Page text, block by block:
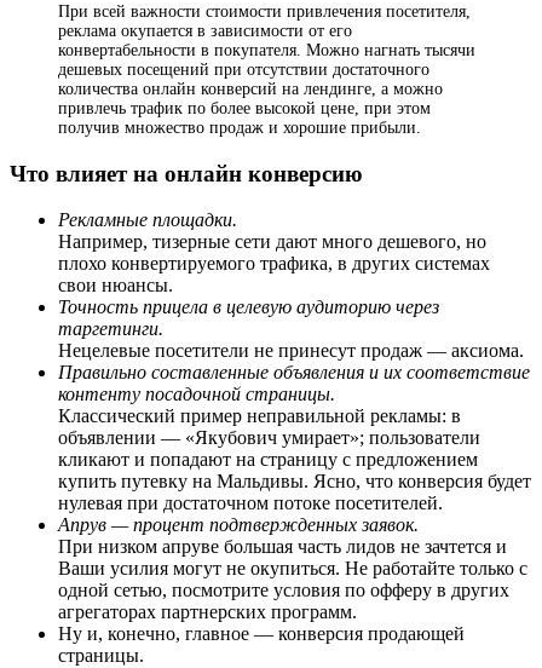
При всей важности стоимости привлечения посетителя,
реклама окупается в зависимости от его
конвертабельности в покупателя. Можно нагнать тысячи
дешевых посещений при отсутствии достаточного
количества онлайн конверсий на лендинге, а можно
привлечь трафик по более высокой цене, при этом
получив множество продаж и хорошие прибыли.
Что влияет на онлайн конверсию
Рекламные площадки.
Например, тизерные сети дают много дешевого, но
плохо конвертируемого трафика, в других системах
свои нюансы.
Точность прицела в целевую аудиторию через
таргетинги.
Нецелевые посетители не принесут продаж — аксиома.
Правильно составленные объявления и их соответствие
контенту посадочной страницы.
Классический пример неправильной рекламы: в
объявлении — «Якубович умирает»; пользователи
кликают и попадают на страницу с предложением
купить путевку на Мальдивы. Ясно, что конверсия будет
нулевая при достаточном потоке посетителей.
Апрув — процент подтвержденных заявок.
При низком апруве большая часть лидов не зачтется и
Ваши усилия могут не окупиться. Не работайте только с
одной сетью, посмотрите условия по офферу в других
агрегаторах партнерских программ.
Ну и, конечно, главное — конверсия продающей
страницы.